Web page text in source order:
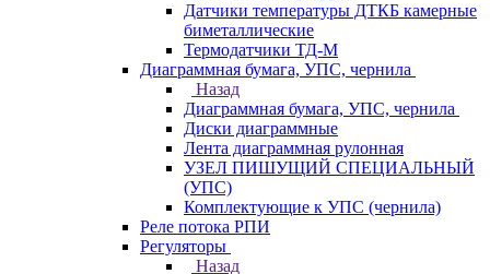
Датчики температуры ДТКБ камерные
биметаллические
Термодатчики ТД-М
Диаграммная бумага, УПС, чернила
Назад
Диаграммная бумага, УПС, чернила
Диски диаграммные
Лента диаграммная рулонная
УЗЕЛ ПИШУЩИЙ СПЕЦИАЛЬНЫЙ
(УПС)
Комплектующие к УПС (чернила)
Реле потока РПИ
Регуляторы
Назад